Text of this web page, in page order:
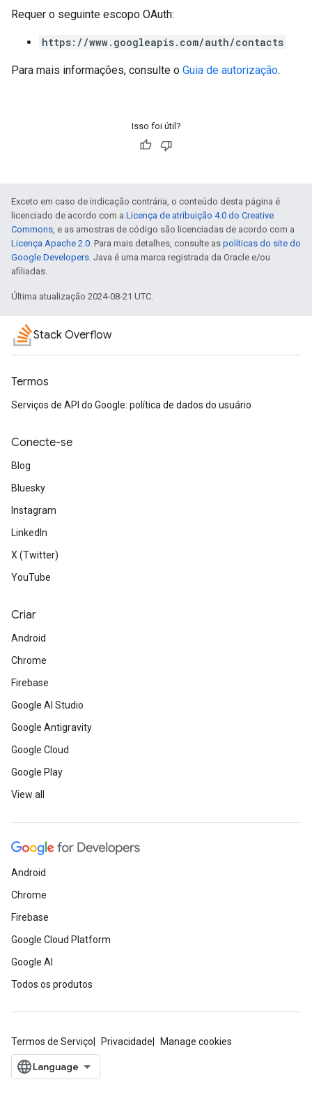
Requer o seguinte escopo OAuth:
https://www.googleapis.com/auth/contacts
Para mais informações, consulte o Guia de autorização.
Isso foi útil?
Exceto em caso de indicação contrária, o conteúdo desta página é
licenciado de acordo com a Licença de atribuição 4.0 do Creative
Commons, e as amostras de código são licenciadas de acordo com a
Licença Apache 2.0. Para mais detalhes, consulte as políticas do site do
Google Developers. Java é uma marca registrada da Oracle e/ou
afiliadas.
Última atualização 2024-08-21 UTC.
Stack Overflow
Termos
Serviços de API do Google: política de dados do usuário
Conecte-se
Blog
Bluesky
Instagram
LinkedIn
X (Twitter)
YouTube
Criar
Android
Chrome
Firebase
Google AI Studio
Google Antigravity
Google Cloud
Google Play
View all
Android
Chrome
Firebase
Google Cloud Platform
Google AI
Todos os produtos
Termos de Serviço Privacidade Manage cookies